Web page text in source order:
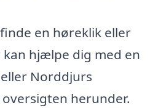
en høreklik eller
hjælpe dig med en
Norddjurs
herunder.